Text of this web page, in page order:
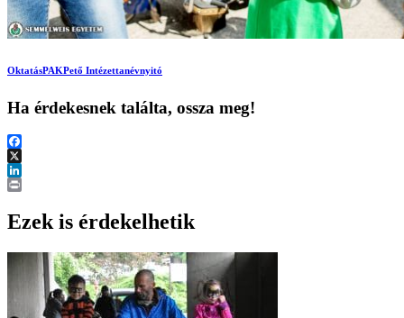
OktatásPAKPető Intézettanévnyitó
Ha érdekesnek találta, ossza meg!
Facebook
X
LinkedIn
Ezek is érdekelhetik